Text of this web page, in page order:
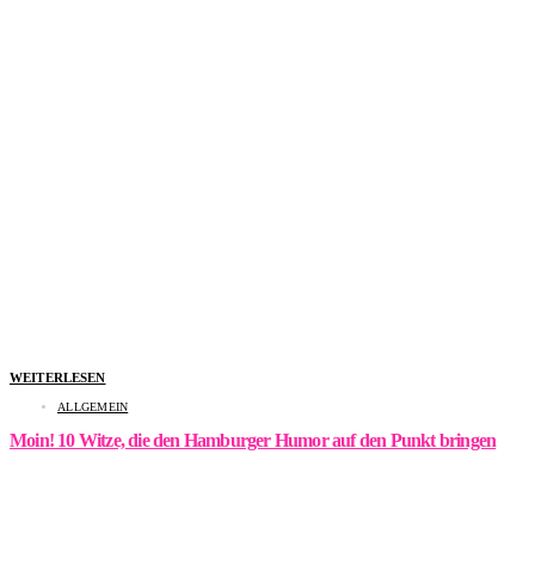
WEITERLESEN
ALLGEMEIN
Moin! 10 Witze, die den Hamburger Humor auf den Punkt bringen